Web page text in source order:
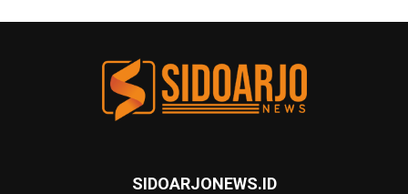
SIDOARJONEWS.ID